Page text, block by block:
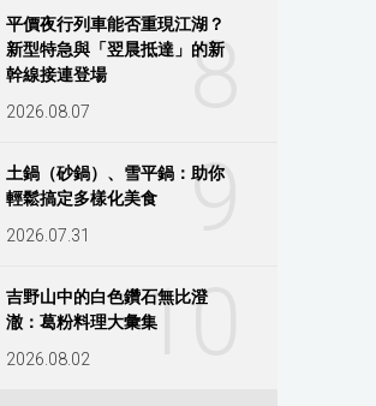
8
平價夜行列車能否重現江湖？
新型特急與「翌晨抵達」的新
幹線接連登場
2026.08.07
9
土鍋（砂鍋）、雪平鍋：助你
輕鬆搞定多樣化美食
2026.07.31
10
吉野山中的白色鑽石無比澄
澈：葛粉料理大彙集
2026.08.02